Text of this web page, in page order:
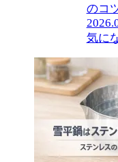
のコ
気に